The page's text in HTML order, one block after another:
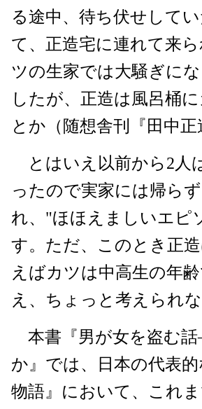
る途中、待ち伏せして
て、正造宅に連れて来
ツの生家では大騒ぎに
したが、正造は風呂桶
とか（随想舎刊『田中
とはいえ以前から2人
ったので実家には帰ら
れ、"ほほえましいエピ
す。ただ、このとき正
えばカツは中高生の年
え、ちょっと考えられな
本書『男が女を盗む
か』では、日本の代表
物語』において、これ